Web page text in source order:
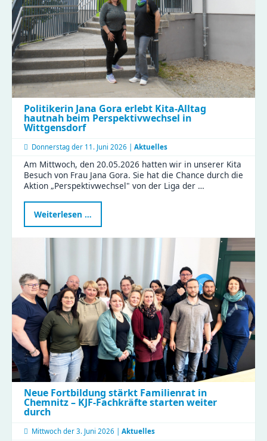
Politikerin Jana Gora erlebt Kita-Alltag
hautnah beim Perspektivwechsel in
Wittgensdorf
Donnerstag der 11. Juni 2026 | Aktuelles
Am Mittwoch, den 20.05.2026 hatten wir in unserer Kita
Besuch von Frau Jana Gora. Sie hat die Chance durch die
Aktion „Perspektivwechsel" von der Liga der …
Weiterlesen …
Jana
hautnah
beim
Perspektivwechsel
in
Wittgensdorf
Neue Fortbildung stärkt Familienrat in
Chemnitz – KJF-Fachkräfte starten weiter
durch
Mittwoch der 3. Juni 2026 | Aktuelles